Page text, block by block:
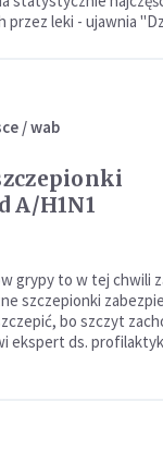
przez leki - ujawnia
/ wab
A/H1N1
grypy to w tej chwili
szczepionki
bo szczyt
ekspert ds.